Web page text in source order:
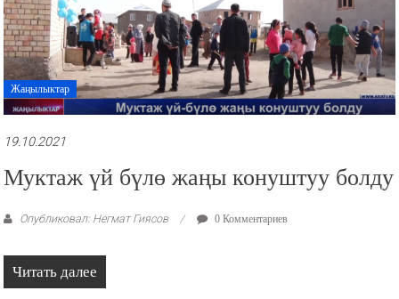
Жаңылыктар
19.10.2021
Муктаж үй бүлө жаңы конуштуу болду
Опубликовал: Негмат Гиясов 0 Комментариев
Читать далее